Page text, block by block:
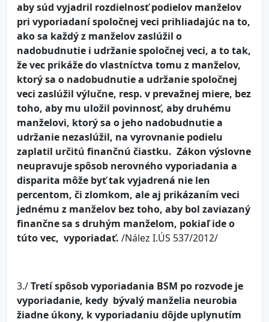
aby súd vyjadril rozdielnosť podielov manželov
pri vyporiadaní spoločnej veci prihliadajúc na to,
ako sa každý z manželov zaslúžil o
nadobudnutie i udržanie spoločnej veci, a to tak,
že vec prikáže do vlastníctva tomu z manželov,
ktorý sa o nadobudnutie a udržanie spoločnej
veci zaslúžil výlučne, resp. v prevažnej miere, bez
toho, aby mu uložil povinnosť, aby druhému
manželovi, ktorý sa o jeho nadobudnutie a
udržanie nezaslúžil, na vyrovnanie podielu
zaplatil určitú finančnú čiastku. Zákon výslovne
neupravuje spôsob nerovného vyporiadania a
disparita môže byť tak vyjadrená nie len
percentom, či zlomkom, ale aj prikázaním veci
jednému z manželov bez toho, aby bol zaviazaný
finančne sa s druhým manželom, pokiaľ ide o
túto vec, vyporiadať. /Nález I.ÚS 537/2012/
3./Tretí spôsob vyporiadania BSM po rozvode je
vyporiadanie, kedy bývalý manželia neurobia
žiadne úkony, k vyporiadaniu dôjde uplynutím